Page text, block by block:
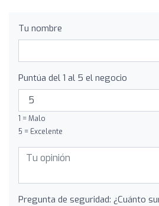
Tu nombre
Puntúa del 1 al 5 el negocio
1 = Malo
5 = Excelente
Pregunta de seguridad: ¿Cuánto